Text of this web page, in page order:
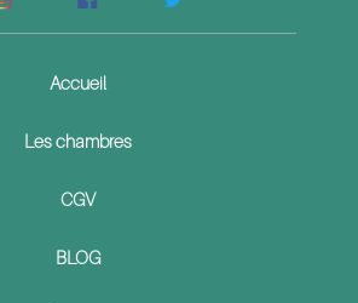
Accueil
Les chambres
CGV
BLOG